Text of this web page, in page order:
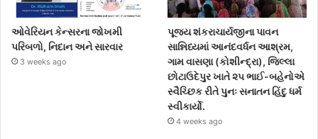
ઓવેરિયન કેન્સરના જોખમી
પરિબળો, નિદાન અને સારવાર
3 weeks ago
પૂજ્ય શંકરાચાર્યજીના પાવન
સાન્નિધ્યમાં આનંદવર્ધન આશ્રમ,
ગામ વાસણા (કોશીન્દ્રા), જિલ્લા
છોટાઉદેપુર ખાતે ૨૫ ભાઈ-બહેનોએ
સ્વૈચ્છિક રીતે પુનઃ સનાતન હિંદુ ધર્મ
સ્વીકાર્યો.
4 weeks ago